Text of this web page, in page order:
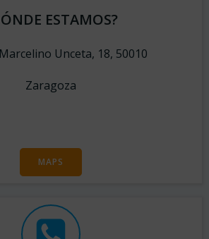
ESTAMOS?
Unceta, 18, 50010
Zaragoza
MAPS